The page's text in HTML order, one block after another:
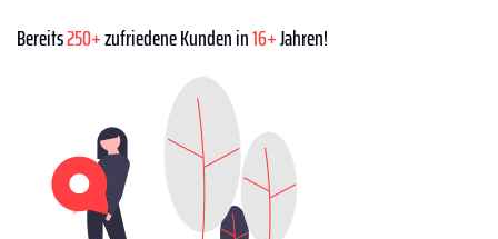
Bereits250+zufriedene Kunden in16+Jahren!